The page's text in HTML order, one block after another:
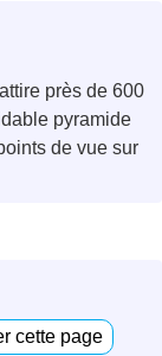
près de 600
pyramide
de vue sur
cette page